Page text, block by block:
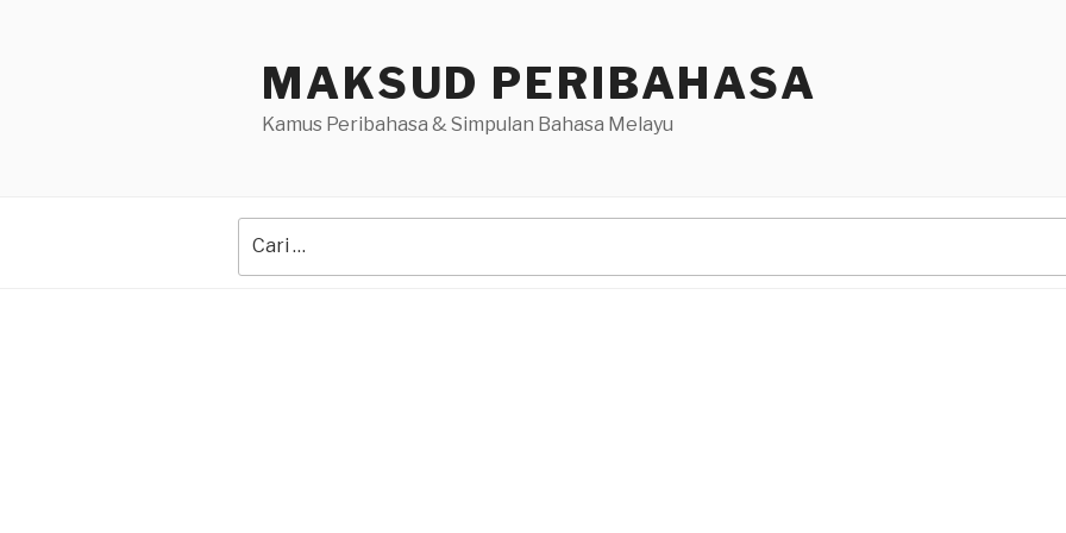
MAKSUD PERIBAHASA
Kamus Peribahasa & Simpulan Bahasa Melayu
for: